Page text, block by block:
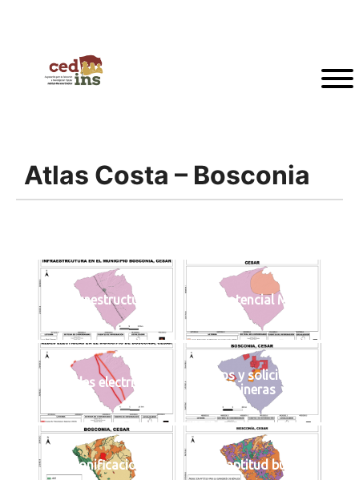
Atlas Costa – Bosconia
Infraestructura Zona Potencial Minera
Redes electricas
Titulos y solicitudes
mineras
Zonificacion Areas aptitud bufalos